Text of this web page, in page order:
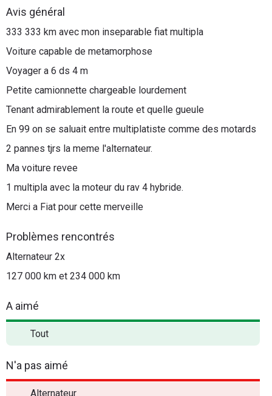
Moto
Marques
Avis général
333 333 km avec mon inseparable fiat multipla
Voiture capable de metamorphose
Voyager a 6 ds 4 m
Petite camionnette chargeable lourdement
Tenant admirablement la route et quelle gueule
En 99 on se saluait entre multiplatiste comme des motards
2 pannes tjrs la meme l'alternateur.
Ma voiture revee
1 multipla avec la moteur du rav 4 hybride.
Merci a Fiat pour cette merveille
Problèmes rencontrés
Alternateur 2x
127 000 km et 234 000 km
A aimé
Tout
N'a pas aimé
Alternateur